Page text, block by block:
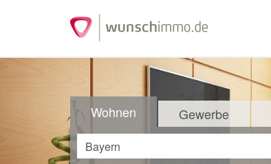
Wohnen Gewerbe